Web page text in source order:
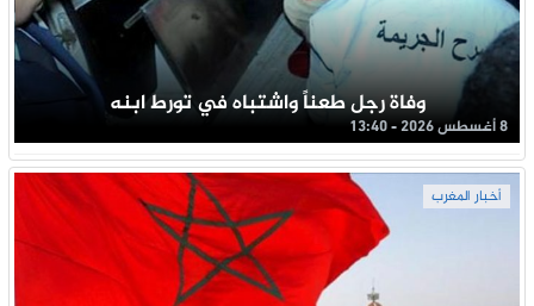
وفاة رجل طعناً واشتباه في تورط ابنه
8 أغسطس 2026 - 13:40
أخبار المغرب